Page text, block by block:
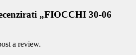
„FIOCCHI 30-06
a review.